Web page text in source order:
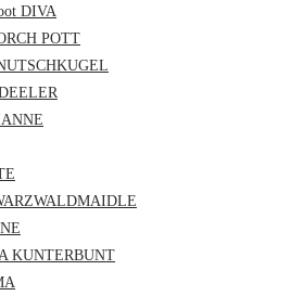
DIVA
POTT
KUNTERBUNT